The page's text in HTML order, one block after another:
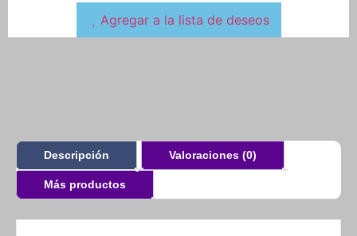
Agregar a la lista de deseos
Descripción Valoraciones (0)
Más productos